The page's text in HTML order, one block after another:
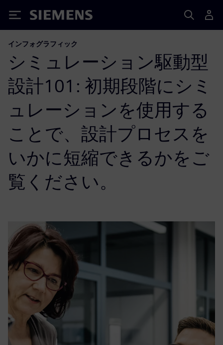
Siemens
インフォグラフィック
シミュレーション駆動型
設計101: 初期段階にシミ
ュレーションを使用する
ことで、設計プロセスを
いかに短縮できるかをご
覧ください。